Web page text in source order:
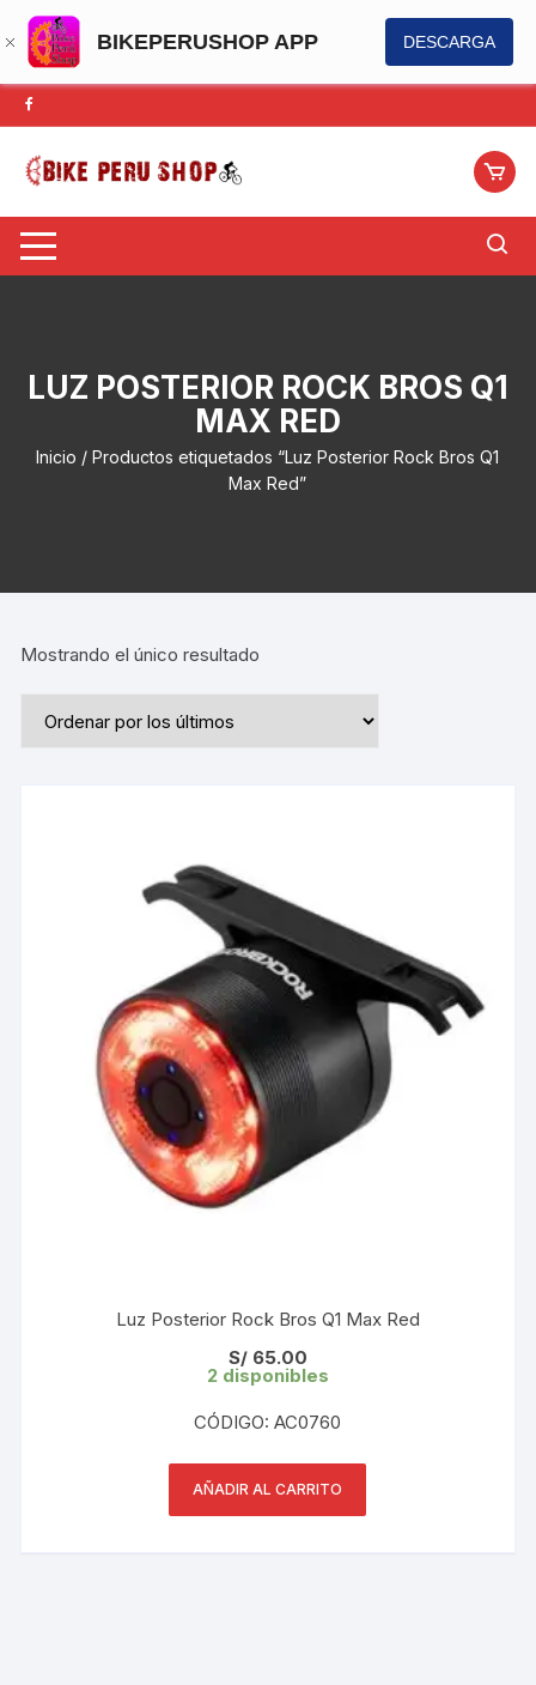
BIKEPERUSHOP APP DESCARGA
Saltar
al
contenido
LUZ POSTERIOR ROCK BROS Q1
MAX RED
Inicio / Productos etiquetados “Luz Posterior Rock Bros Q1
Max Red”
Mostrando el único resultado
Luz Posterior Rock Bros Q1 Max Red
S/65.00
2 disponibles
CÓDIGO: AC0760
AÑADIR AL CARRITO